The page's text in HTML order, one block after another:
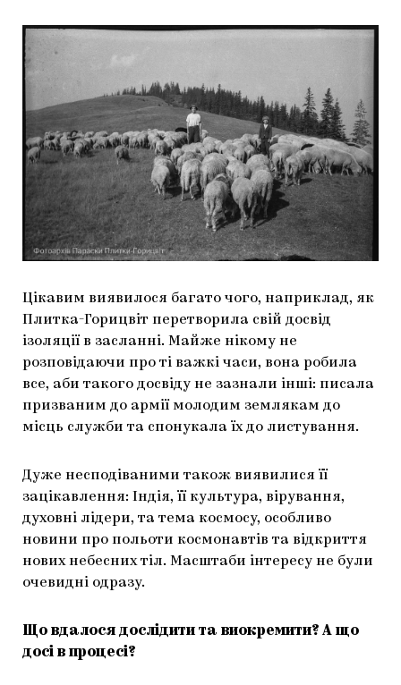
Цікавим виявилося багато чого, наприклад, як
Плитка-Горицвіт перетворила свій досвід
ізоляції в засланні. Майже нікому не
розповідаючи про ті важкі часи, вона робила
все, аби такого досвіду не зазнали інші: писала
призваним до армії молодим землякам до
місць служби та спонукала їх до листування.
Дуже несподіваними також виявилися її
зацікавлення: Індія, її культура, вірування,
духовні лідери, та тема космосу, особливо
новини про польоти космонавтів та відкриття
нових небесних тіл. Масштаби інтересу не були
очевидні одразу.
Що вдалося дослідити та виокремити? А що
досі в процесі?